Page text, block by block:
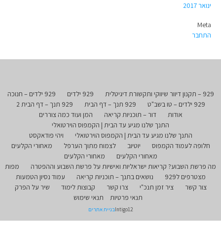
ינואר 2017
Meta
התחבר
929 – תקנון דיוור שיווקי ותקשורת דיגיטלית 929 ילדים
929 ילדים – חנוכה
929 ילדים – טו בשב"ט
929 תנך – דף הבית
929 תנך – דף הבית 2
אודות
דור – תוכניות קריאה
המן ועוד כמה צוררים
התנך שלנו מגיע עד הבית | הקמפוס הוירטואלי
התנך שלנו מגיע עד הבית | הקמפוס הוירטואלי
ויהי פודאקסט
חלופה לעמוד הקמפוס
יוטיוב לצמוח מתוך הערפל
מאחורי הקלעים
מאחורי הקלעים
מאחורי הקלעים
מה פרשת השבוע? קריאות ישראליות ואישיות על פרשת השבוע וההפטרה
מפות
מצטרפים ל929
נושאים בתנך – תוכניות קריאה
עמוד נסיון הטמעות
צור קשר
ציר זמן תנכ"י צרו קשר קבוצות לימוד
שיר על הפרק
תנאי פרטיות
תנאי שימוש
Intigo12בניית אתרים